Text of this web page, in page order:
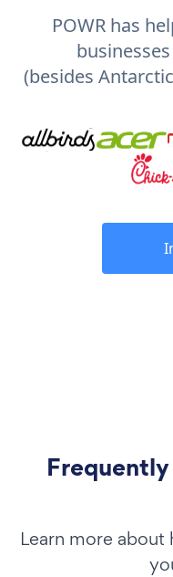
POWR has
(besides
Learn more